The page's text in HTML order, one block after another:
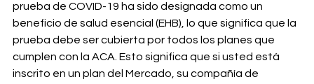
prueba de COVID-19 ha sido designada como un
beneficio de salud esencial (EHB), lo que significa que la
prueba debe ser cubierta por todos los planes que
cumplen con la ACA. Esto significa que si usted está
inscrito en un plan del Mercado, su compañía de